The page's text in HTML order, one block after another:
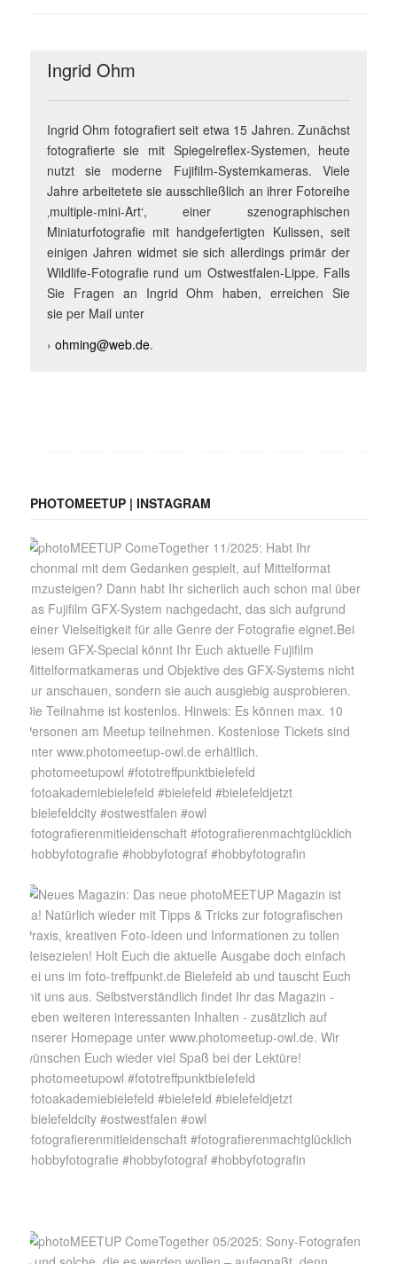
Ingrid Ohm
Ingrid Ohm fotografiert seit etwa 15 Jahren. Zunächst
fotografierte sie mit Spiegelreflex-Systemen, heute
nutzt sie moderne Fujifilm-Systemkameras. Viele
Jahre arbeitetete sie ausschließlich an ihrer Fotoreihe
‚multiple-mini-Art‘, einer szenographischen
Miniaturfotografie mit handgefertigten Kulissen, seit
einigen Jahren widmet sie sich allerdings primär der
Wildlife-Fotografie rund um Ostwestfalen-Lippe. Falls
Sie Fragen an Ingrid Ohm haben, erreichen Sie
sie per Mail unter
› ohming@web.de.
PHOTOMEETUP | INSTAGRAM